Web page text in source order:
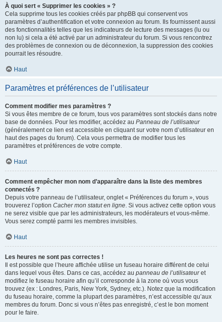
À quoi sert « Supprimer les cookies » ?
Cela supprime tous les cookies créés par phpBB qui conservent vos
paramètres d’authentification et votre connexion au forum. Ils fournissent aussi
des fonctionnalités telles que les indicateurs de lecture des messages (lu ou
non lu) si cela a été activé par un administrateur du forum. Si vous rencontrez
des problèmes de connexion ou de déconnexion, la suppression des cookies
pourrait les résoudre.
Haut
Paramètres et préférences de l’utilisateur
Comment modifier mes paramètres ?
Si vous êtes membre de ce forum, tous vos paramètres sont stockés dans notre
base de données. Pour les modifier, accédez au Panneau de l’utilisateur
(généralement ce lien est accessible en cliquant sur votre nom d’utilisateur en
haut des pages du forum). Cela vous permettra de modifier tous les
paramètres et préférences de votre compte.
Haut
Comment empêcher mon nom d’apparaître dans la liste des membres
connectés ?
Depuis votre panneau de l’utilisateur, onglet « Préférences du forum », vous
trouverez l’option Cacher mon statut en ligne. Si vous activez cette option vous
ne serez visible que par les administrateurs, les modérateurs et vous-même.
Vous serez compté parmi les membres invisibles.
Haut
Les heures ne sont pas correctes !
Il est possible que l’heure affichée utilise un fuseau horaire différent de celui
dans lequel vous êtes. Dans ce cas, accédez au panneau de l’utilisateuret
modifiez le fuseau horaire afin qu’il corresponde à la zone où vous vous
trouvez (ex : Londres, Paris, New York, Sydney, etc.). Notez que la modification
du fuseau horaire, comme la plupart des paramètres, n’est accessible qu’aux
membres du forum. Donc si vous n’êtes pas enregistré, c’est le bon moment
pour le faire.